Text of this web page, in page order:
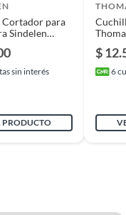
para
Sindelen
sin interés
PRODUCTO
$
6